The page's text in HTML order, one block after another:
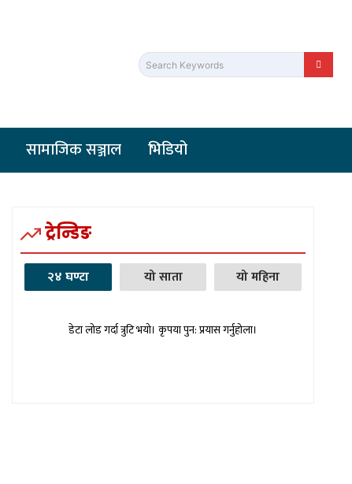
Search Keywords
सामाजिक सञ्जाल भिडियो
ट्रेन्डिङ
२४ घण्टा यो साता यो महिना
डेटा लोड गर्दा त्रुटि भयो। कृपया पुन: प्रयास गर्नुहोला।